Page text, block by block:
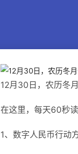
12月30日，农历冬
在这里，每天60秒读
1、数字人民币行动